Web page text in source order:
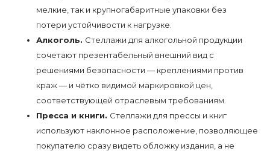
мелкие, так и крупногабаритные упаковки без
потери устойчивости к нагрузке.
Алкоголь. Стеллажи для алкогольной продукции
сочетают презентабельный внешний вид с
решениями безопасности — креплениями против
краж — и чётко видимой маркировкой цен,
соответствующей отраслевым требованиям.
Пресса и книги. Стеллажи для прессы и книг
используют наклонное расположение, позволяющее
покупателю сразу видеть обложку издания, а не